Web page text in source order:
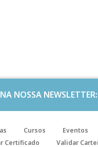
NOSSA NEWSLETTER:
Cursos Eventos
Certificado Validar